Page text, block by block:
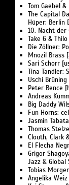
Tom Gaebel
The Capital
Hüper: Berlin
10. Nacht
Take 6 &
Die Zöllner:
Mnozil Brass
Sari Schorr
Tina Tandler:
Uschi
Peter Bence
Andreas
Big Daddy
Fun Horns:
Jasmin
Thomas
Clouth, Clark
El Flecha
Grigor
Jazz & Global
Tobias
Angelika